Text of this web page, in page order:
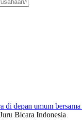
Bicara Indonesia